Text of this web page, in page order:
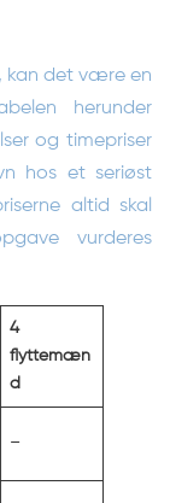
kan det være en
herunder
og timepriser
hos et seriøst
altid skal
vurderes
4
flyttemæn
d
–